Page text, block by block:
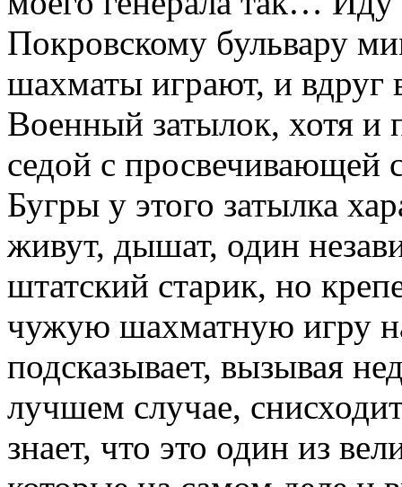
Покровскому бульвару
шахматы играют, и вдруг
Военный затылок, хотя и
седой с просвечивающей
Бугры у этого затылка
живут, дышат, один
штатский старик, но
чужую шахматную игру
подсказывает, вызывая
лучшем случае,
знает, что это один из